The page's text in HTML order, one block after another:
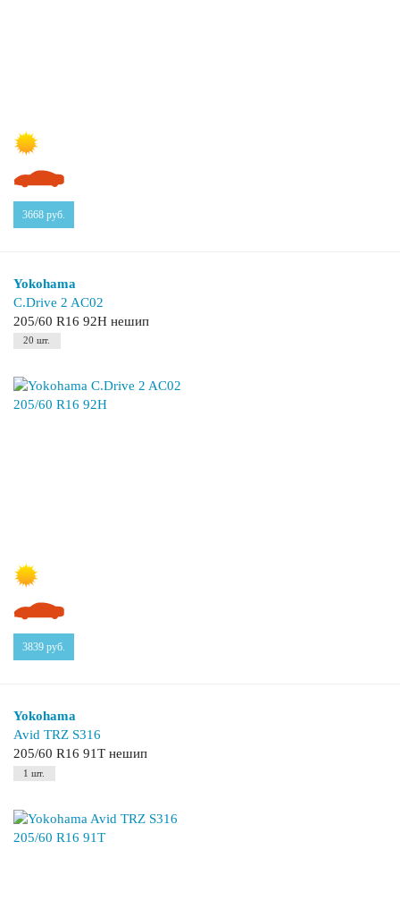
3668 руб.
Yokohama
C.Drive 2 AC02
205/60 R16 92H нешип
20 шт.
3839 руб.
Yokohama
Avid TRZ S316
205/60 R16 91T нешип
1 шт.